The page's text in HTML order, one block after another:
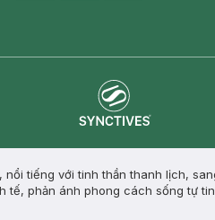
tiếng với tinh thần thanh lịch,
tế, phản ánh phong cách sống tự